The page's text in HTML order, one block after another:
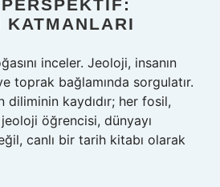
KATMANLARI
inceler. Jeoloji, insanın
toprak bağlamında sorgulatır.
diliminin kaydıdır; her fosil,
öğrencisi, dünyayı
canlı bir tarih kitabı olarak